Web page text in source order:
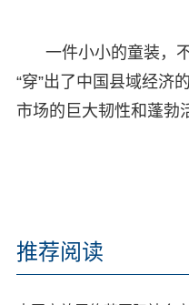
一件小小的童装，
“穿”出了中国县域经济
市场的巨大韧性和蓬勃
推荐阅读